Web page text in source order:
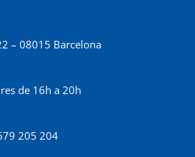
– 08015 Barcelona
de 16h a 20h
205 204